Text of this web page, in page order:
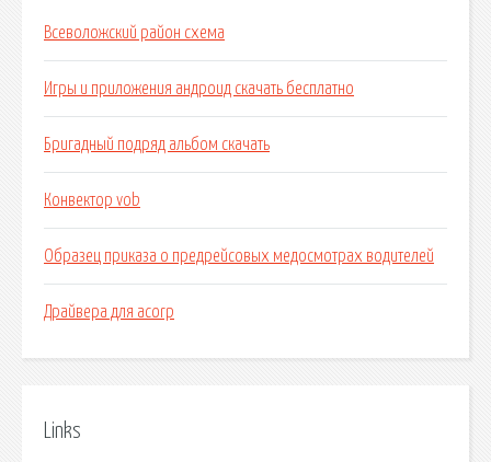
Всеволожский район схема
Игры и приложения андроид скачать бесплатно
Бригадный подряд альбом скачать
Конвектор vob
Образец приказа о предрейсовых медосмотрах водителей
Драйвера для acorp
Links